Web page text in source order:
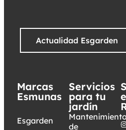
Actualidad Esgarden
Marcas
Esmunas
Esgarden
Servicios
para tu
jardín
de